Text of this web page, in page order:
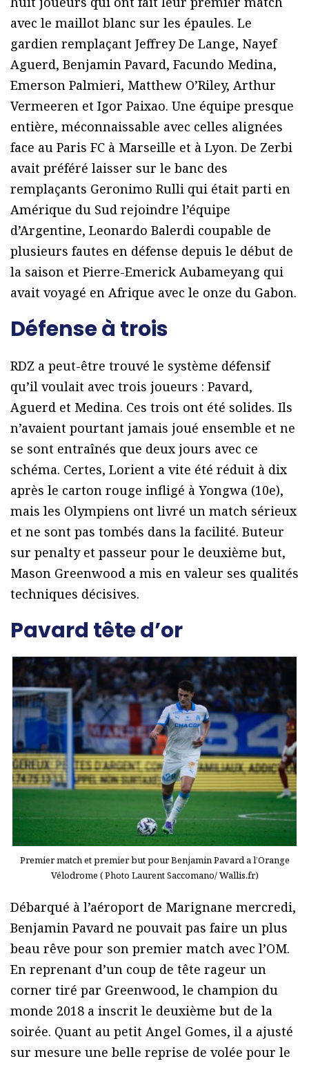
avec le maillot blanc sur les épaules. Le
gardien remplaçant Jeffrey De Lange, Nayef
Aguerd, Benjamin Pavard, Facundo Medina,
Emerson Palmieri, Matthew O’Riley, Arthur
Vermeeren et Igor Paixao. Une équipe presque
entière, méconnaissable avec celles alignées
face au Paris FC à Marseille et à Lyon. De Zerbi
avait préféré laisser sur le banc des
remplaçants Geronimo Rulli qui était parti en
Amérique du Sud rejoindre l’équipe
d’Argentine, Leonardo Balerdi coupable de
plusieurs fautes en défense depuis le début de
la saison et Pierre-Emerick Aubameyang qui
avait voyagé en Afrique avec le onze du Gabon.
Défense à trois
RDZ a peut-être trouvé le système défensif
qu’il voulait avec trois joueurs : Pavard,
Aguerd et Medina. Ces trois ont été solides. Ils
n’avaient pourtant jamais joué ensemble et ne
se sont entraînés que deux jours avec ce
schéma. Certes, Lorient a vite été réduit à dix
après le carton rouge infligé à Yongwa (10e),
mais les Olympiens ont livré un match sérieux
et ne sont pas tombés dans la facilité. Buteur
sur penalty et passeur pour le deuxième but,
Mason Greenwood a mis en valeur ses qualités
techniques décisives.
Pavard tête d’or
Premier match et premier but pour Benjamin Pavard a l’Orange
Vélodrome ( Photo Laurent Saccomano/ Wallis.fr)
Débarqué à l’aéroport de Marignane mercredi,
Benjamin Pavard ne pouvait pas faire un plus
beau rêve pour son premier match avec l’OM.
En reprenant d’un coup de tête rageur un
corner tiré par Greenwood, le champion du
monde 2018 a inscrit le deuxième but de la
soirée. Quant au petit Angel Gomes, il a ajusté
sur mesure une belle reprise de volée pour le